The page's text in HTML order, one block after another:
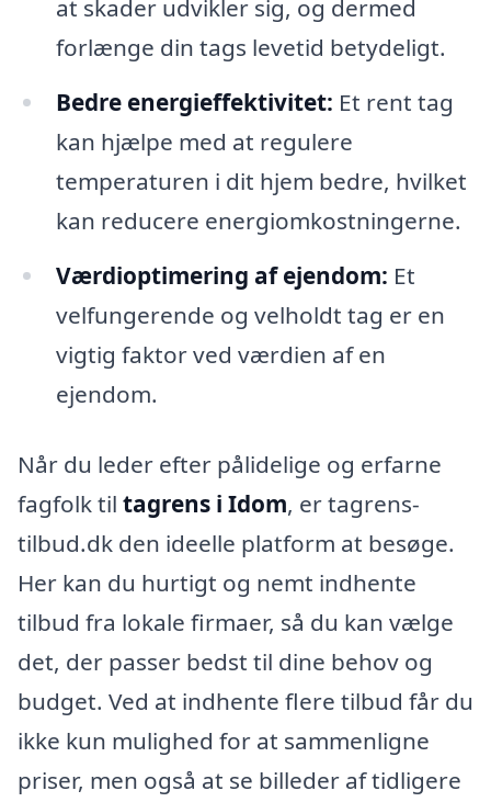
at skader udvikler sig, og dermed
forlænge din tags levetid betydeligt.
Bedre energieffektivitet: Et rent tag
kan hjælpe med at regulere
temperaturen i dit hjem bedre, hvilket
kan reducere energiomkostningerne.
Værdioptimering af ejendom: Et
velfungerende og velholdt tag er en
vigtig faktor ved værdien af en
ejendom.
Når du leder efter pålidelige og erfarne
fagfolk til tagrens i Idom, er tagrens-
tilbud.dk den ideelle platform at besøge.
Her kan du hurtigt og nemt indhente
tilbud fra lokale firmaer, så du kan vælge
det, der passer bedst til dine behov og
budget. Ved at indhente flere tilbud får du
ikke kun mulighed for at sammenligne
priser, men også at se billeder af tidligere